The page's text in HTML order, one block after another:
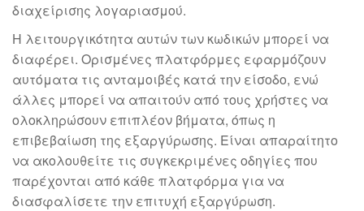
διαχείρισης λογαριασμού.
Η λειτουργικότητα αυτών των κωδικών μπορεί να
διαφέρει. Ορισμένες πλατφόρμες εφαρμόζουν
αυτόματα τις ανταμοιβές κατά την είσοδο, ενώ
άλλες μπορεί να απαιτούν από τους χρήστες να
ολοκληρώσουν επιπλέον βήματα, όπως η
επιβεβαίωση της εξαργύρωσης. Είναι απαραίτητο
να ακολουθείτε τις συγκεκριμένες οδηγίες που
παρέχονται από κάθε πλατφόρμα για να
διασφαλίσετε την επιτυχή εξαργύρωση.